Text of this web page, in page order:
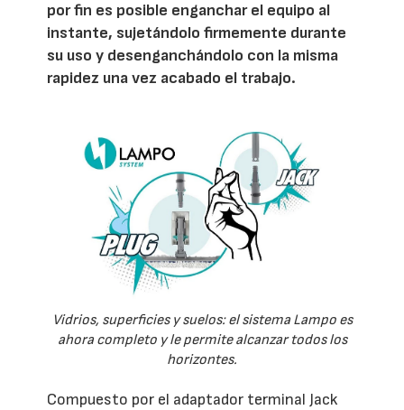
por fin es posible enganchar el equipo al
instante, sujetándolo firmemente durante
su uso y desenganchándolo con la misma
rapidez una vez acabado el trabajo.
Vidrios, superficies y suelos: el sistema Lampo es
ahora completo y le permite alcanzar todos los
horizontes.
Compuesto por el adaptador terminal Jack